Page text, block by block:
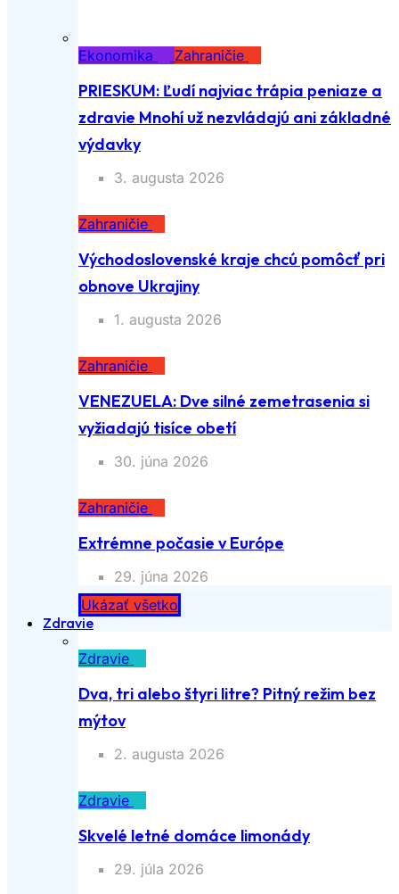
Ekonomika Zahraničie
PRIESKUM: Ľudí najviac trápia peniaze a
zdravie Mnohí už nezvládajú ani základné
výdavky
3. augusta 2026
Zahraničie
Východoslovenské kraje chcú pomôcť pri
obnove Ukrajiny
1. augusta 2026
Zahraničie
VENEZUELA: Dve silné zemetrasenia si
vyžiadajú tisíce obetí
30. júna 2026
Zahraničie
Extrémne počasie v Európe
29. júna 2026
Ukázať všetko
Zdravie
Zdravie
Dva, tri alebo štyri litre? Pitný režim bez
mýtov
2. augusta 2026
Zdravie
Skvelé letné domáce limonády
29. júla 2026